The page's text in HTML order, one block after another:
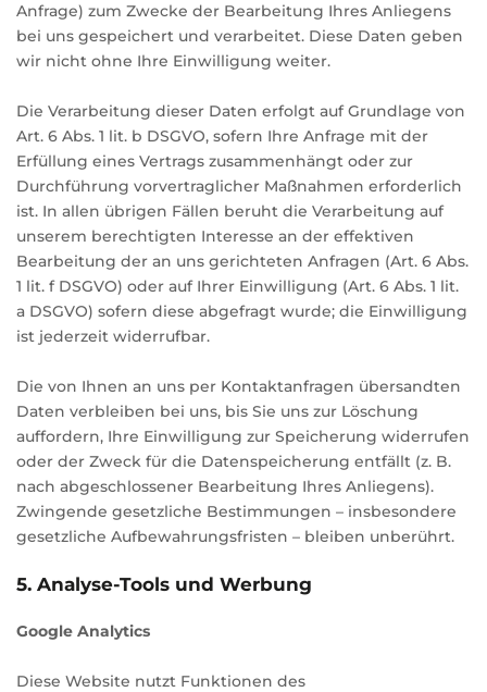
Anfrage) zum Zwecke der Bearbeitung Ihres Anliegens
bei uns gespeichert und verarbeitet. Diese Daten geben
wir nicht ohne Ihre Einwilligung weiter.
Die Verarbeitung dieser Daten erfolgt auf Grundlage von
Art. 6 Abs. 1 lit. b DSGVO, sofern Ihre Anfrage mit der
Erfüllung eines Vertrags zusammenhängt oder zur
Durchführung vorvertraglicher Maßnahmen erforderlich
ist. In allen übrigen Fällen beruht die Verarbeitung auf
unserem berechtigten Interesse an der effektiven
Bearbeitung der an uns gerichteten Anfragen (Art. 6 Abs.
1 lit. f DSGVO) oder auf Ihrer Einwilligung (Art. 6 Abs. 1 lit.
a DSGVO) sofern diese abgefragt wurde; die Einwilligung
ist jederzeit widerrufbar.
Die von Ihnen an uns per Kontaktanfragen übersandten
Daten verbleiben bei uns, bis Sie uns zur Löschung
auffordern, Ihre Einwilligung zur Speicherung widerrufen
oder der Zweck für die Datenspeicherung entfällt (z. B.
nach abgeschlossener Bearbeitung Ihres Anliegens).
Zwingende gesetzliche Bestimmungen – insbesondere
gesetzliche Aufbewahrungsfristen – bleiben unberührt.
5. Analyse-Tools und Werbung
Google Analytics
Diese Website nutzt Funktionen des